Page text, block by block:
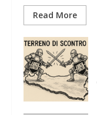
Read More